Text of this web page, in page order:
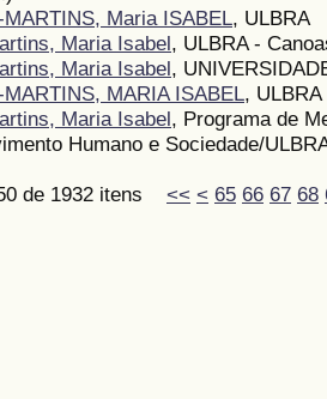
Maria ISABEL, ULBRA
Maria Isabel, ULBRA -
Maria Isabel,
MARIA ISABEL, ULBRA
Maria Isabel, Programa de
Humano e Sociedade/
de 1932 itens << < 65 66 67 68